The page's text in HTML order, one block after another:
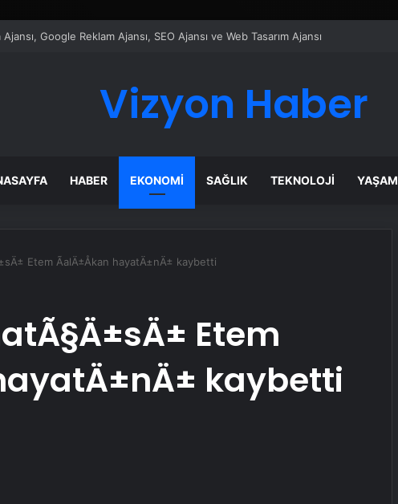
İle Akıllı Dijital Taşımacılık Yazılımı
Vizyon Haber
HABER EKONOMI SAĞLIK TEKNOLOJI YAŞAM
Etem ÃalÄ±Åkan hayatÄ±nÄ± kaybetti
Etem
hayatÄ±nÄ± kaybetti